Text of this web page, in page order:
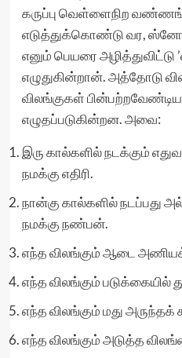
கருப்பு வெள்ளைநிற
எடுத்துக்கொண்டு வர,
எனும் பெயரை
எழுதுகின்றான். அத்தோடு
விலங்குகள்
எழுதப்படுகின்றன. அவை:
இரு கால்களில் நடக்கும்
நமக்கு எதிரி.
நான்கு கால்களில் நடப்பது
நமக்கு நண்பன்.
எந்த விலங்கும் ஆடை அணியக்
எந்த விலங்கும் படுக்கையில்
எந்த விலங்கும் மது அருந்தக்
எந்த விலங்கும் அடுத்த